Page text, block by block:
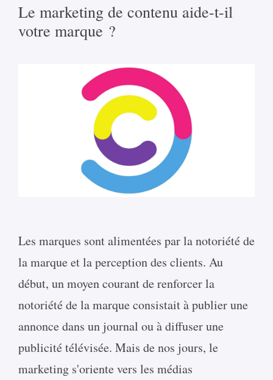
Le marketing de contenu aide-t-il
votre marque ?
Les marques sont alimentées par la notoriété de
la marque et la perception des clients. Au
début, un moyen courant de renforcer la
notoriété de la marque consistait à publier une
annonce dans un journal ou à diffuser une
publicité télévisée. Mais de nos jours, le
marketing s'oriente vers les médias